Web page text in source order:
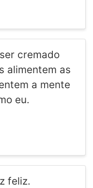
cremado
alimentem as
a mente
eu.
feliz.